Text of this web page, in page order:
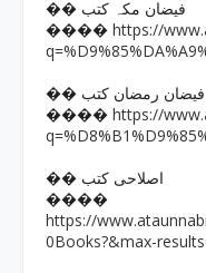
�� فیضان مکہ کتب
���� https://
�� فیضان رمضان کتب
���� https://
�� اصلاحی کتب
����
https://
0Books?&max-